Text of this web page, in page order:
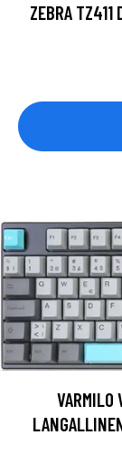
ZEBRA
VARMILO